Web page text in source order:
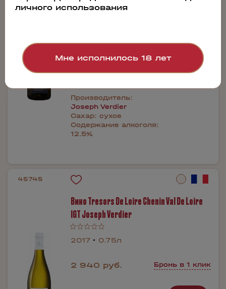
2 760 руб. Бронь в 1 клик
Производитель:
Joseph Verdier
Сахар: сухое
Содержание алкоголя:
12.5%
45745
Вино Tresors De Loire Chenin Val De Loire
IGT Joseph Verdier
2017 0.75л
2 940 руб. Бронь в 1 клик
личного использования
Мне исполнилось 18 лет